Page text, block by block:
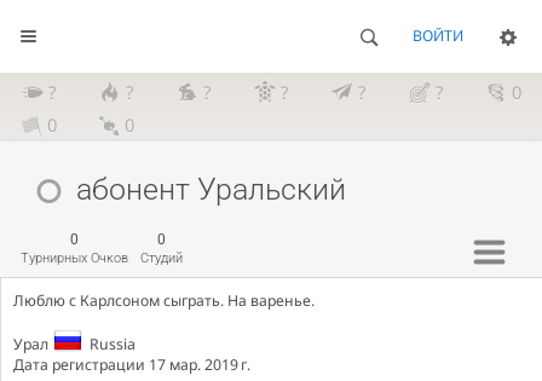
ВОЙТИ
? ? ? ? ? ?
0
0
0
абонент Уральский
0
Турнирных Очков
0
Студий
Люблю с Карлсоном сыграть. На варенье.
Урал
Russia
Дата регистрации 17 мар. 2019 г.